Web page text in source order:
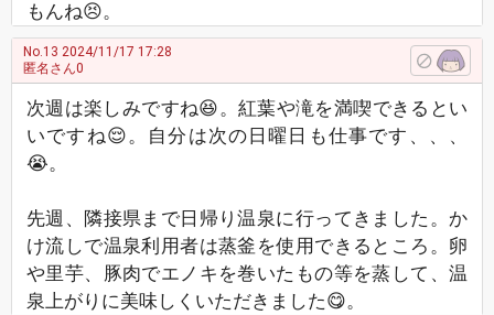
もんね😣。
No.13 2024/11/17 17:28
匿名さん0
次週は楽しみですね😆。紅葉や滝を満喫できるとい
いですね😌。自分は次の日曜日も仕事です、、、
😭。
先週、隣接県まで日帰り温泉に行ってきました。か
け流しで温泉利用者は蒸釜を使用できるところ。卵
や里芋、豚肉でエノキを巻いたもの等を蒸して、温
泉上がりに美味しくいただきました😋。